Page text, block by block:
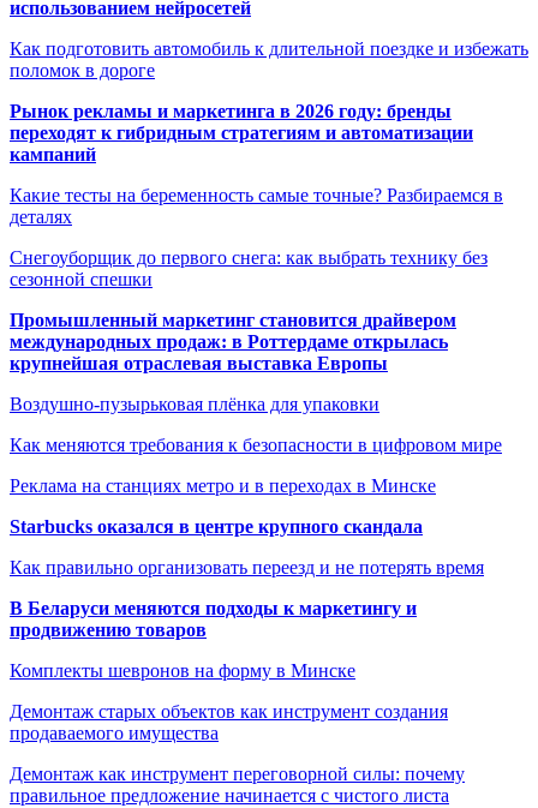
использованием нейросетей
Как подготовить автомобиль к длительной поездке и избежать
поломок в дороге
Рынок рекламы и маркетинга в 2026 году: бренды
переходят к гибридным стратегиям и автоматизации
кампаний
Какие тесты на беременность самые точные? Разбираемся в
деталях
Снегоуборщик до первого снега: как выбрать технику без
сезонной спешки
Промышленный маркетинг становится драйвером
международных продаж: в Роттердаме открылась
крупнейшая отраслевая выставка Европы
Воздушно-пузырьковая плёнка для упаковки
Как меняются требования к безопасности в цифровом мире
Реклама на станциях метро и в переходах в Минске
Starbucks оказался в центре крупного скандала
Как правильно организовать переезд и не потерять время
В Беларуси меняются подходы к маркетингу и
продвижению товаров
Комплекты шевронов на форму в Минске
Демонтаж старых объектов как инструмент создания
продаваемого имущества
Демонтаж как инструмент переговорной силы: почему
правильное предложение начинается с чистого листа